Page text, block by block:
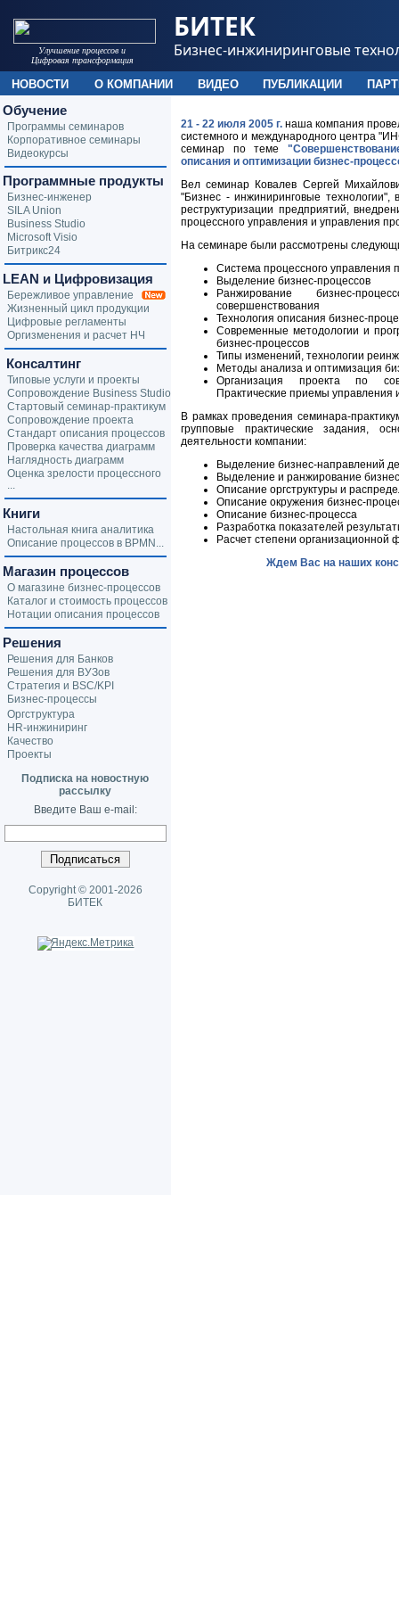
21 - 22 июля 2005 г. наша компания
системного и международного центра
семинар по теме
описания и оптимизации бизнес-
Вел семинар Ковалев Сергей
"Бизнес - инжиниринговые технологии",
реструктуризации предприятий,
процессного управления и управления
На семинаре были рассмотрены
Система процессного управления
Выделение бизнес-процессов
Ранжирование бизнес-
совершенствования
Технология описания бизнес-
Современные методологии и
бизнес-процессов
Типы изменений, технологии
Методы анализа и оптимизация
Организация проекта по
Практические приемы управления
В рамках проведения семинара-
групповые практические задания,
деятельности компании:
Выделение бизнес-направлений
Выделение и ранжирование
Описание оргструктуры и
Описание окружения бизнес-
Описание бизнес-процесса
Разработка показателей
Расчет степени организационной
Ждем Вас на наших
Обучение
Программы семинаров
Корпоративное семинары
Видеокурсы
Программные продукты
Бизнес-инженер
SILA Union
Business Studio
Microsoft Visio
Битрикс24
LEAN и Цифровизация
Бережливое управление
Жизненный цикл продукции
Цифровые регламенты
Оргизменения и расчет НЧ
Консалтинг
Типовые услуги и проекты
Сопровождение Business Studio
Стартовый семинар-практикум
Сопровождение проекта
Стандарт описания процессов
Проверка качества диаграмм
Наглядность диаграмм
Оценка зрелости процессного
...
Книги
Настольная книга аналитика
Описание процессов в BPMN...
Магазин процессов
О магазине бизнес-процессов
Каталог и стоимость процессов
Нотации описания процессов
Решения
Решения для Банков
Решения для ВУЗов
Стратегия и BSC/KPI
Бизнес-процессы
Оргструктура
HR-инжиниринг
Качество
Проекты
Подписка на новостную
рассылку
Введите Ваш e-mail:
Copyright © 2001-2026
БИТЕК
Улучшение процессов и
Цифровая трансформация
БИТЕК
Бизнес-инжиниринговые
НОВОСТИ О КОМПАНИИ ВИДЕО ПУБЛИКАЦИИ